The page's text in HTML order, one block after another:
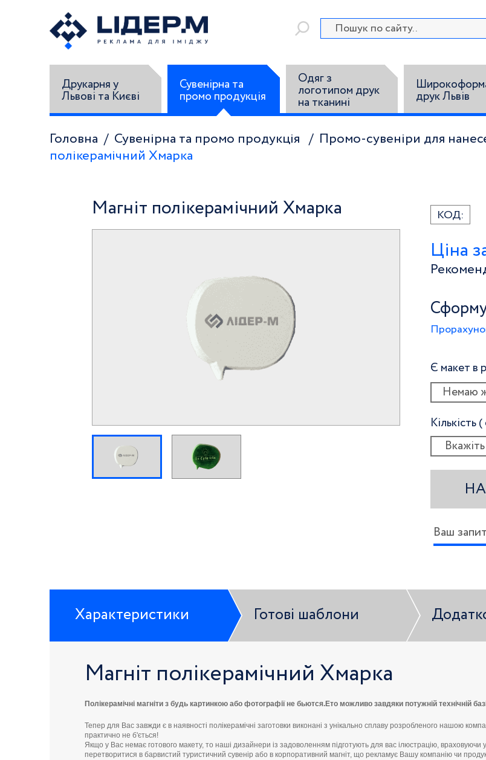
Друкарня у
Львові та Києві
Сувенірна та
промо продукція
Одяг з
логотипом друк
на тканині
друк Львів
Головна Сувенірна та промо продукція Промо-сувеніри для
полікерамічний Хмарка
Магніт полікерамічний Хмарка КОД:
Ціна
Є макет в
Немаю
Кількість
Ваш
Характеристики Готові шаблони
Магніт полікерамічний Хмарка
Полікерамічні магніти з будь картинкою або фотографії не бьются.Ето можливо завдяки потужній технічній
Тепер для Вас завжди є в наявності полікерамічні заготовки виконані з унікально сплаву розробленого нашою
практично не б'ється!
Якщо у Вас немає готового макету, то наші дизайнери із задоволенням підготують для вас ілюстрацію, враховуючи
перетворитися в барвистий туристичний сувенір або в корпоративний магніт, що рекламує Вашу компанію чи